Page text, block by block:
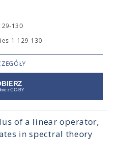
130
1-129-130
of a linear operator,
in spectral theory